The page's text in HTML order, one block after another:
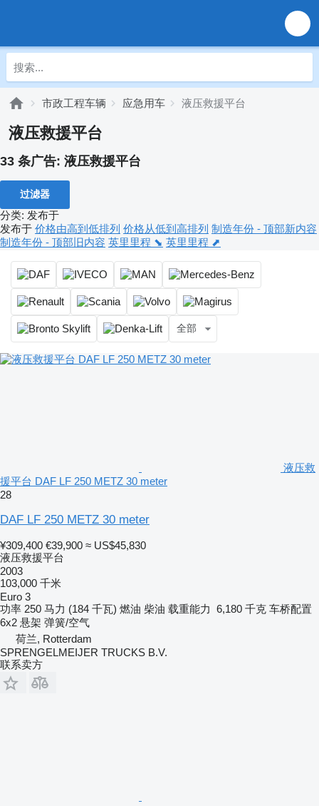
市政工程车辆 应急用车 液压救援平台
液压救援平台
33 条广告: 液压救援平台
过滤器
分类: 发布于
发布于 价格由高到低排列 价格从低到高排列 制造年份 - 顶部新内容
制造年份 - 顶部旧内容 英里里程 ⬊ 英里里程 ⬈
全部
液压救
援平台 DAF LF 250 METZ 30 meter
28
DAF LF 250 METZ 30 meter
¥309,400 €39,900 ≈ US$45,830
液压救援平台
2003
103,000 千米
Euro 3
功率 250 马力 (184 千瓦) 燃油 柴油 载重能力 6,180 千克 车桥配置
6x2 悬架 弹簧/空气
荷兰, Rotterdam
SPRENGELMEIJER TRUCKS B.V.
联系卖方